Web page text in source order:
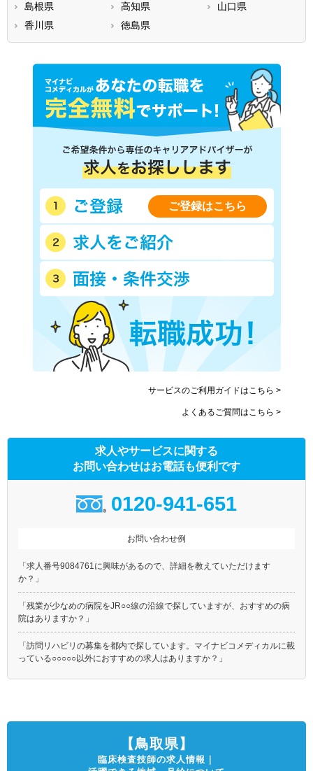
島根県
高知県
山口県
香川県
徳島県
ご登録はこちら
サービスのご利用ガイドはこちら >
よくあるご質問はこちら >
求人やサービスに関する
お問い合わせはお電話も便利です
0120-941-651
お問い合わせ例
「求人番号9084761に興味があるので、詳細を教えていただけます
か？」
「残業が少なめの病院をJR○○線の沿線で探していますが、おすすめの病
院はありますか？」
「訪問リハビリの募集を都内で探しています。マイナビコメディカルに載
っている○○○○○以外におすすめの求人はありますか？」
【鳥取県】
臨床検査技師の求人情報｜